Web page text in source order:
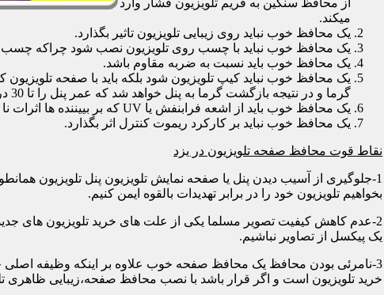
از محافظ سنگین به فریم تلویزیون فشار وارد
میکند.
یک محافظ خوب نباید روی زیبایی تلویزیون تاثیر بگذارد.
یک محافظ خوب نباید با چسب روی تلویزیون نصب شود چراکه چسب
یک محافظ خوب باید نسبت به ضربه مقاوم باشد.
یک محافظ خوب نباید کیپ تلویزیون شود بلکه باید با صفحه
گرما و در نتیجه بازگشت گرما به پنل خواهد شد که عمر پنل را تا 30 درصد کاهش خواهد داد.
یک محافظ خوب باید از اشعه فرابنفش یا UV که بر بییننده ها اثرات نا مطلوب می گذارد جلوگیری کند.
یک محافظ خوب نباید بر کارکرد ریموت کنترل اثر بگذارد.
نقاط قوت محافظ صفحه تلویزیون در یزد
1-جلوگیری از آسیب دیدن پنل یا صفحه نمایش تلویزیون پنل تلویزیون
بخواهیم تلویزیون خود را در برابر تهدیدات بالقوه ایمن کنیم.
2-عدم کاهش کیفیت تصویر مسلما یکی از علت های خرید تلویزیون های
یک پیکسل از تصاویر نباشیم.
3-نامرئی بودن محافظ یک محافظ صفحه خوب علاوه بر اینکه وظیفه اصلی
خرید تلویزیون است و اگر قرار باشد با نصب محافظ صفحه،زیبایی ظاهری